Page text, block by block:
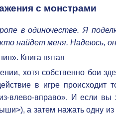
с монстрами
в одиночестве. Я
найдет меня. Надеюсь,
Книга пятая
хотя собственно бои
в игре происходит
влево-вправо». И если вы
а затем нажать одну